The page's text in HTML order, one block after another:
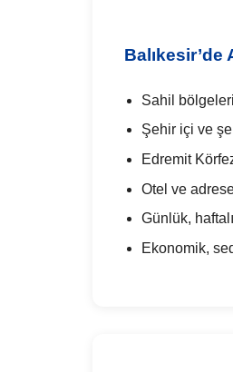
Sahil
Şehir içi ve
Edremit
Otel ve
Günlük,
Ekonomik,